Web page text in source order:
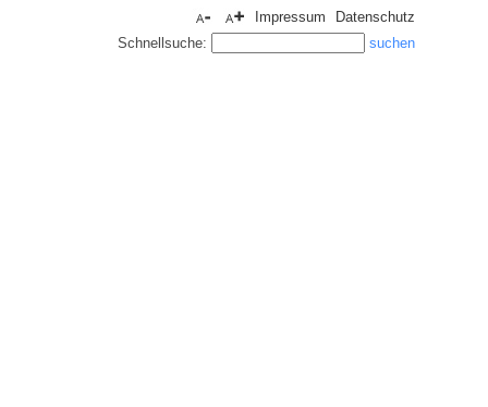
Impressum
Datenschutz
Schnellsuche: